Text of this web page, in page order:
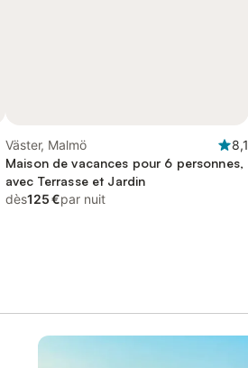
Väster, Malmö
8,1
Maison de vacances pour 6 personnes,
avec Terrasse et Jardin
dès125 €par nuit